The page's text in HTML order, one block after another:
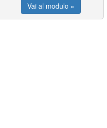
Vai al modulo »